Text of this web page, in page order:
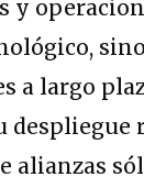
y
a largo
alianzas